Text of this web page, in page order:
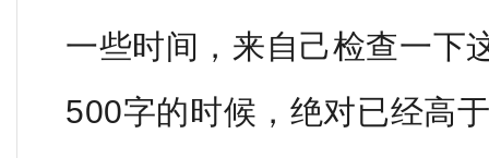
一些时间，来自己检查一下
500字的时候，绝对已经高